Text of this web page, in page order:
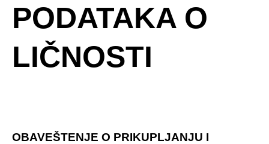
PODATAKA O
LIČNOSTI
OBAVEŠTENJE O PRIKUPLJANJU I